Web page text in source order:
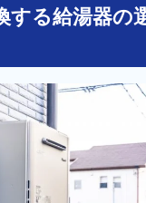
する給湯器の